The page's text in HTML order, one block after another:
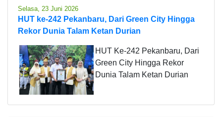
Selasa, 23 Juni 2026
HUT ke-242 Pekanbaru, Dari Green City Hingga
Rekor Dunia Talam Ketan Durian
HUT Ke-242 Pekanbaru, Dari
Green City Hingga Rekor
Dunia Talam Ketan Durian